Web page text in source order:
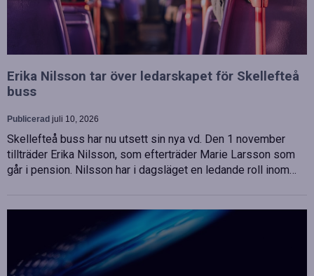
Erika Nilsson tar över ledarskapet för Skellefteå
buss
Publicerad juli 10, 2026
Skellefteå buss har nu utsett sin nya vd. Den 1 november
tillträder Erika Nilsson, som efterträder Marie Larsson som
går i pension. Nilsson har i dagsläget en ledande roll inom…